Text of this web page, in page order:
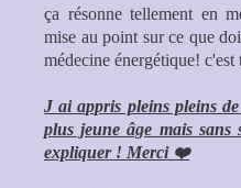
ça résonne tellement en
mise au point sur ce que
médecine énergétique!
J ai appris pleins pleins
plus jeune âge mais
expliquer ! Merci ❤️